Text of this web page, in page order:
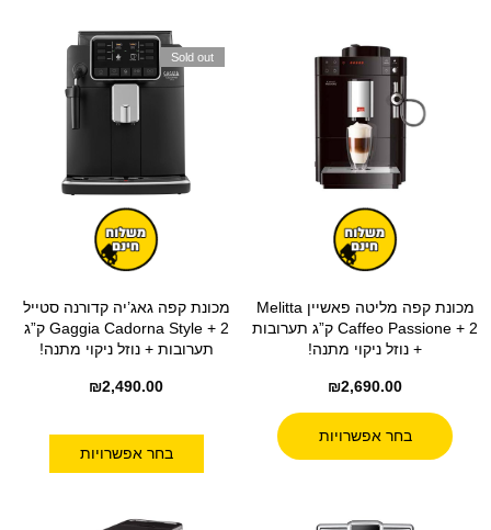
מכונת קפה מליטה פאשיין Melitta
Caffeo Passione + 2 ק”ג תערובות
+ נוזל ניקוי מתנה!
₪2,690.00
בחר אפשרויות
Sold out
מכונת קפה גאג’יה קדורנה סטייל
Gaggia Cadorna Style + 2 ק”ג
תערובות + נוזל ניקוי מתנה!
₪2,490.00
בחר אפשרויות